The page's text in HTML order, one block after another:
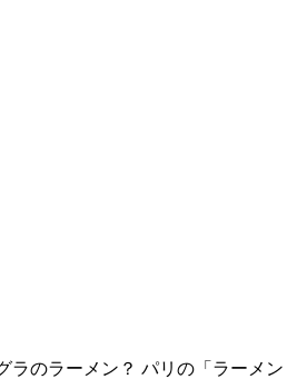
ラのラーメン？ パリの「ラーメン